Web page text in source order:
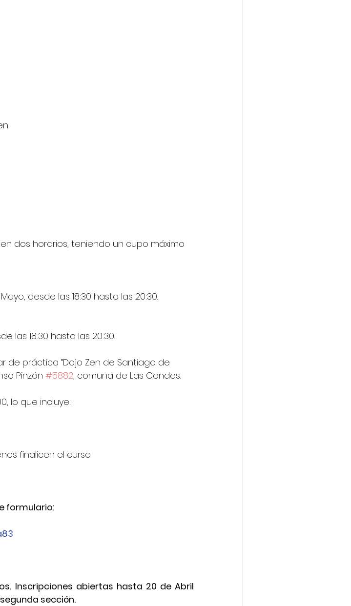
dos horarios, teniendo un cupo máximo
desde las 18:30 hasta las 20:30.
las 18:30 hasta las 20:30.
de práctica “Dojo Zen de Santiago de
Pinzón #5882, comuna de Las Condes.
lo que incluye:
finalicen el curso
formulario:
Inscripciones abiertas hasta 20 de Abril
sección.